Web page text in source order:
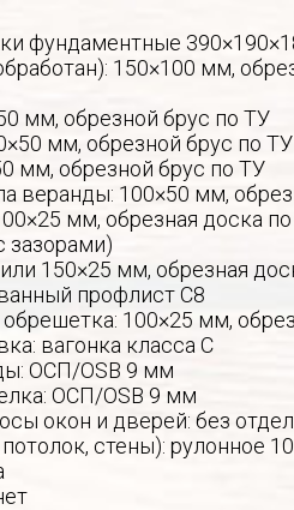
фундаментные
150×100 мм,
мм, обрезной брус по ТУ
мм, обрезной брус по ТУ
мм, обрезной брус по ТУ
веранды: 100×50 мм,
мм, обрезная доска
зазорами)
150×25 мм, обрезная
профлист С8
100×25 мм,
вагонка класса С
ОСП/OSB 9 мм
ОСП/OSB 9 мм
окон и дверей: без
стены): рулонное